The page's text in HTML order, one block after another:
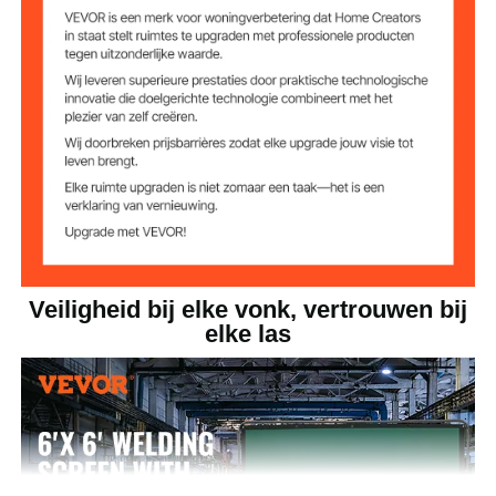
Aantal segmenten 8
Nettogewicht 6,93 kg
Productafmetinge
1,8 x 1,8 m
Veiligheid bij elke vonk, vertrouwen bij
elke las